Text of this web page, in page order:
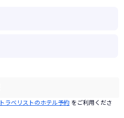
トラベリストのホテル予約 をご利用くださ